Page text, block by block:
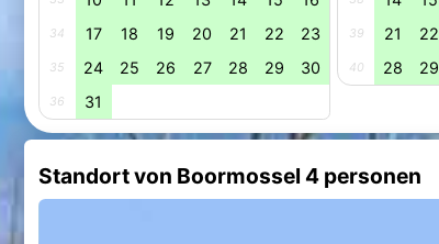
34 17 18 19 20 21 22 23
35 24 25 26 27 28 29 30
36 31
39 21 22
40 28 29
Standort von Boormossel 4 personen